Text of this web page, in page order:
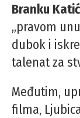
Branku Katić
„pravom
dubok i
talenat za
Međutim,
filma,